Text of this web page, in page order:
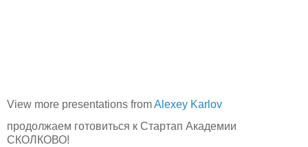
View more presentations fromAlexey Karlov
продолжаем готовиться к Стартап Академии
СКОЛКОВО!